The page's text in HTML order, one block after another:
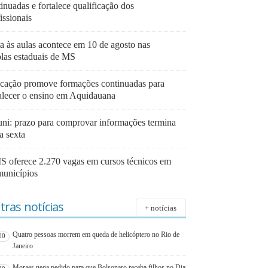
e fortalece qualificação dos
às aulas acontece em 10 de agosto nas
estaduais de MS
promove formações continuadas para
o ensino em Aquidauana
prazo para comprovar informações termina
sexta
oferece 2.270 vagas em cursos técnicos em
notícias + notícias
Quatro pessoas morrem em queda de helicóptero no Rio de
Janeiro